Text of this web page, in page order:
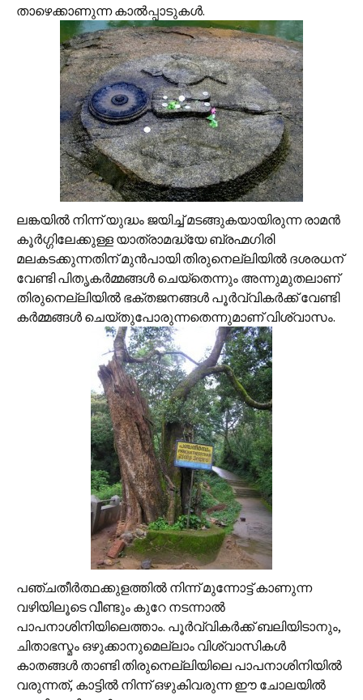
താഴെക്കാണുന്ന കാല്‍പ്പാടുകള്‍.
ലങ്കയില്‍ നിന്ന് യുദ്ധം ജയിച്ച് മടങ്ങുകയായിരുന്ന രാമന്‍
കൂര്‍ഗ്ഗിലേക്കുള്ള യാത്രാമദ്ധ്യേ ബ്രഹ്മഗിരി
മലകടക്കുന്നതിന് മുന്‍പായി തിരുനെല്ലിയില്‍ ദശരധന്
വേണ്ടി പിതൃകര്‍മ്മങ്ങള്‍ ചെയ്തെന്നും അന്നുമുതലാണ്
തിരുനെല്ലിയില്‍ ഭക്തജനങ്ങള്‍ പൂര്‍വ്വികര്‍ക്ക് വേണ്ടി
കര്‍മ്മങ്ങള്‍ ചെയ്തുപോരുന്നതെന്നുമാണ് വിശ്വാസം.
പഞ്ചതീര്‍ത്ഥക്കുളത്തില്‍ നിന്ന് മുന്നോട്ട് കാണുന്ന
വഴിയിലൂടെ വീണ്ടും കുറേ നടന്നാല്‍
പാപനാശിനിയിലെത്താം. പൂര്‍വ്വികര്‍ക്ക് ബലിയിടാനും,
ചിതാഭസ്മം ഒഴുക്കാനുമെല്ലാം വിശ്വാസികള്‍
കാതങ്ങള്‍ താണ്ടി തിരുനെല്ലിയിലെ പാപനാശിനിയില്‍‍
വരുന്നത്, കാട്ടില്‍ നിന്ന് ഒഴുകിവരുന്ന ഈ ചോലയില്‍